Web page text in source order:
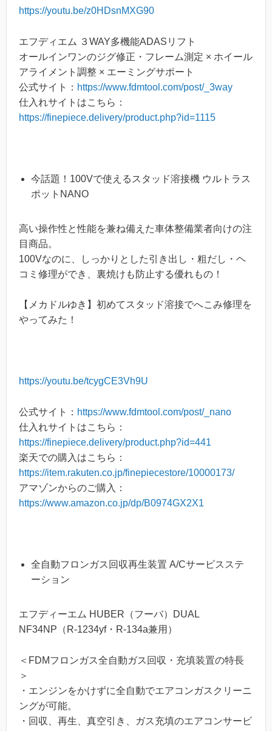
https://youtu.be/z0HDsnMXG90
エフディエム ３WAY多機能ADASリフト
オールインワンのジグ修正・フレーム測定 × ホイール
アライメント調整 × エーミングサポート
公式サイト： https://www.fdmtool.com/post/_3way
仕入れサイトはこちら：
https://finepiece.delivery/product.php?id=1115
今話題！100Vで使えるスタッド溶接機 ウルトラス
ポットNANO
高い操作性と性能を兼ね備えた車体整備業者向けの注
目商品。
100Vなのに、しっかりとした引き出し・粗だし・ヘ
コミ修理ができ、裏焼けも防止する優れもの！
【メカドルゆき】初めてスタッド溶接でへこみ修理を
やってみた！
https://youtu.be/tcygCE3Vh9U
公式サイト： https://www.fdmtool.com/post/_nano
仕入れサイトはこちら：
https://finepiece.delivery/product.php?id=441
楽天での購入はこちら：
https://item.rakuten.co.jp/finepiecestore/10000173/
アマゾンからのご購入：
https://www.amazon.co.jp/dp/B0974GX2X1
全自動フロンガス回収再生装置 A/Cサービスステ
ーション
エフディーエム HUBER（フーバ）DUAL
NF34NP（R-1234yf・R-134a兼用）
＜FDMフロンガス全自動ガス回収・充填装置の特長
＞
・エンジンをかけずに全自動でエアコンガスクリーニ
ングが可能。
・回収、再生、真空引き、ガス充填のエアコンサービ